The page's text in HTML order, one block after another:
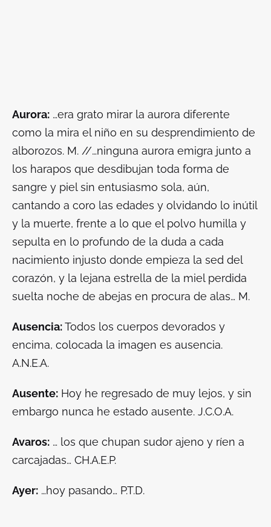
Aurora: …era grato mirar la aurora diferente
como la mira el niño en su desprendimiento de
alborozos. M. //…ninguna aurora emigra junto a
los harapos que desdibujan toda forma de
sangre y piel sin entusiasmo sola, aún,
cantando a coro las edades y olvidando lo inútil
y la muerte, frente a lo que el polvo humilla y
sepulta en lo profundo de la duda a cada
nacimiento injusto donde empieza la sed del
corazón, y la lejana estrella de la miel perdida
suelta noche de abejas en procura de alas… M.
Ausencia:Todos los cuerpos devorados y
encima, colocada la imagen es ausencia.
A.N.E.A.
Ausente: Hoy he regresado de muy lejos, y sin
embargo nunca he estado ausente. J.C.O.A.
Avaros: … los que chupan sudor ajeno y ríen a
carcajadas… CH.A.E.P.
Ayer: …hoy pasando… P.T.D.